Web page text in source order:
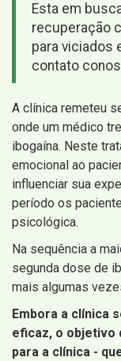
Esta em
recuperação
para viciados
contato
A clínica remeteu
onde um médico
ibogaína. Neste
emocional ao
influenciar sua
período os
psicológica.
Na sequência a
segunda dose de
mais algumas
Embora a clínica
eficaz, o objetivo
para a clínica -